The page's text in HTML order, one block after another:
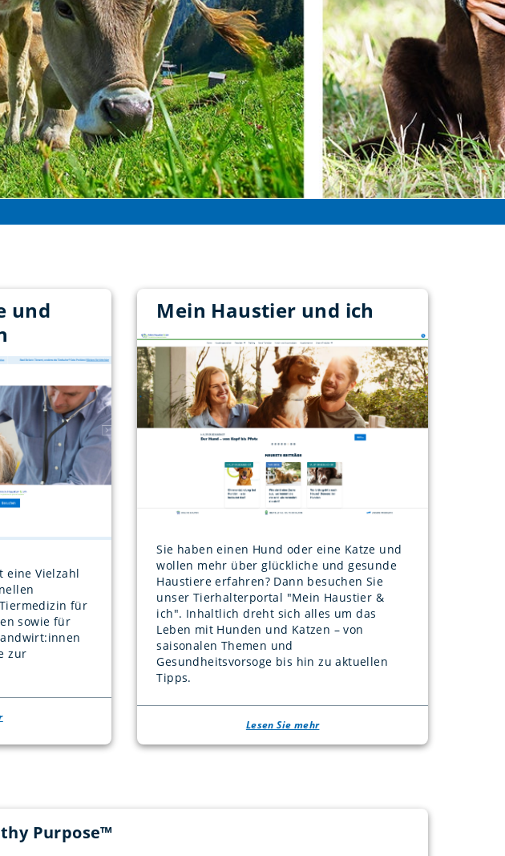
und
eine Vielzahl
für
sowie für
zur
Mein Haustier und ich
Sie haben einen Hund oder eine Katze und
wollen mehr über glückliche und gesunde
Haustiere erfahren? Dann besuchen Sie
unser Tierhalterportal "Mein Haustier &
ich". Inhaltlich dreht sich alles um das
Leben mit Hunden und Katzen – von
saisonalen Themen und
Gesundheitsvorsoge bis hin zu aktuellen
Tipps.
Lesen Sie mehr
Purpose™